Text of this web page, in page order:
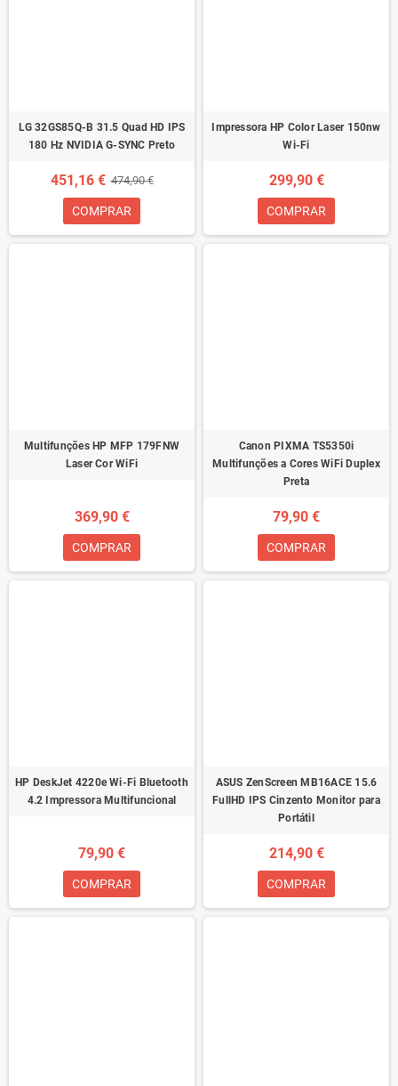
LG 32GS85Q-B 31.5 Quad HD IPS
180 Hz NVIDIA G-SYNC Preto
451,16 € 474,90 €
COMPRAR
Impressora HP Color Laser 150nw
Wi-Fi
299,90 €
COMPRAR
Multifunções HP MFP 179FNW
Laser Cor WiFi
369,90 €
COMPRAR
Canon PIXMA TS5350i
Multifunções a Cores WiFi Duplex
Preta
79,90 €
COMPRAR
HP DeskJet 4220e Wi-Fi Bluetooth
4.2 Impressora Multifuncional
79,90 €
COMPRAR
ASUS ZenScreen MB16ACE 15.6
FullHD IPS Cinzento Monitor para
Portátil
214,90 €
COMPRAR